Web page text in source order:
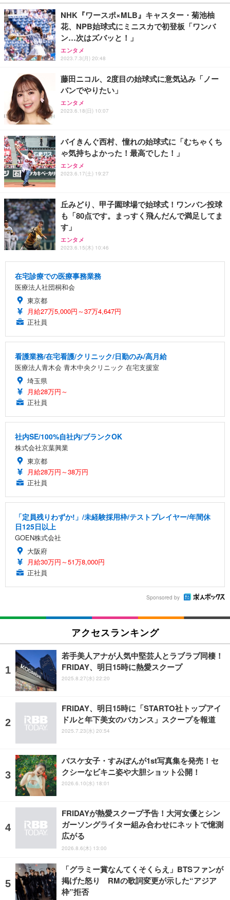
NHK『ワースポ×MLB』キャスター・菊池柚
花、NPB始球式にミニスカで初登板「ワンバ
ン…次はズバッと！」
エンタメ
2023.7.3(月) 20:48
藤田ニコル、2度目の始球式に意気込み「ノー
バンでやりたい」
エンタメ
2023.6.18(日) 10:07
バイきんぐ西村、憧れの始球式に「むちゃくち
ゃ気持ちよかった！最高でした！」
エンタメ
2023.6.17(土) 19:27
丘みどり、甲子園球場で始球式！ワンバン投球
も「80点です。まっすく飛んだんで満足してま
す」
エンタメ
2023.6.15(木) 10:46
在宅診療での医療事務業務
医療法人社団桐和会
東京都
月給27万5,000円～37万4,647円
正社員
看護業務/在宅看護/クリニック/日勤のみ/高月給
医療法人青木会 青木中央クリニック 在宅支援室
埼玉県
月給28万円～
正社員
社内SE/100%自社内/ブランクOK
株式会社京葉興業
東京都
月給28万円～38万円
正社員
「定員残りわずか!」/未経験採用枠/テストプレイヤー/年間休
日125日以上
GOEN株式会社
大阪府
月給30万円～51万8,000円
正社員
Sponsored by
アクセスランキング
若手美人アナが人気中堅芸人とラブラブ同棲！
FRIDAY、明日15時に熱愛スクープ
2025.8.27(水) 22:20
FRIDAY、明日15時に「STARTO社トップアイ
ドルと年下美女のバカンス」スクープを報道
2025.7.23(水) 20:54
バスケ女子・すみぽんが1st写真集を発売！セ
クシーなビキニ姿や大胆ショット公開！
2026.6.10(水) 18:01
FRIDAYが熱愛スクープ予告！大河女優とシン
ガーソングライター組み合わせにネットで憶測
広がる
2026.8.6(木) 13:00
「グラミー賞なんてくそくらえ」BTSファンが
掲げた怒り RMの歌詞変更が示した“アジア
枠”拒否